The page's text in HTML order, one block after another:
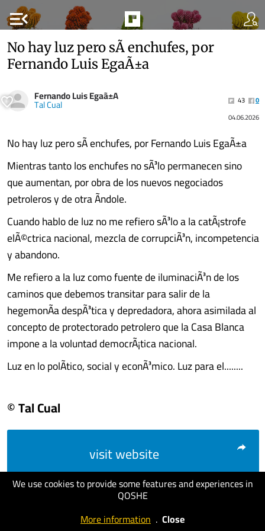
menu_open
We use cookies to provide some features and experiences in
QOSHE
More information . Close
No hay luz pero sÃ­ enchufes, por
Fernando Luis EgaÃ±a
Fernando Luis Egaã±A
Tal Cual 43
0
04.06.2026
No hay luz pero sÃ­ enchufes, por Fernando Luis EgaÃ±a
Mientras tanto los enchufes no sÃ³lo permanecen sino
que aumentan, por obra de los nuevos negociados
petroleros y de otra Ã­ndole.
Cuando hablo de luz no me refiero sÃ³lo a la catÃ¡strofe
elÃ©ctrica nacional, mezcla de corrupciÃ³n, incompetencia
y abandono.
Me refiero a la luz como fuente de iluminaciÃ³n de los
caminos que debemos transitar para salir de la
hegemonÃ­a despÃ³tica y depredadora, ahora asimilada al
concepto de protectorado petrolero que la Casa Blanca
impone a la voluntad democrÃ¡tica nacional.
Luz en lo polÃ­tico, social y econÃ³mico. Luz para el........
© Tal Cual
visit website